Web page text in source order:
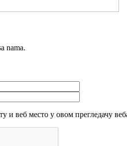
nama.
и веб место у овом прегледачу